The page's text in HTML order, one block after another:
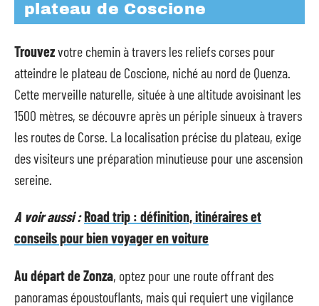
plateau de Coscione
Trouvezvotre chemin à travers les reliefs corses pour
atteindre le plateau de Coscione, niché au nord de Quenza.
Cette merveille naturelle, située à une altitude avoisinant les
1500 mètres, se découvre après un périple sinueux à travers
les routes de Corse. La localisation précise du plateau, exige
des visiteurs une préparation minutieuse pour une ascension
sereine.
A voir aussi :Road trip : définition, itinéraires et
conseils pour bien voyager en voiture
Au départ de Zonza, optez pour une route offrant des
panoramas époustouflants, mais qui requiert une vigilance